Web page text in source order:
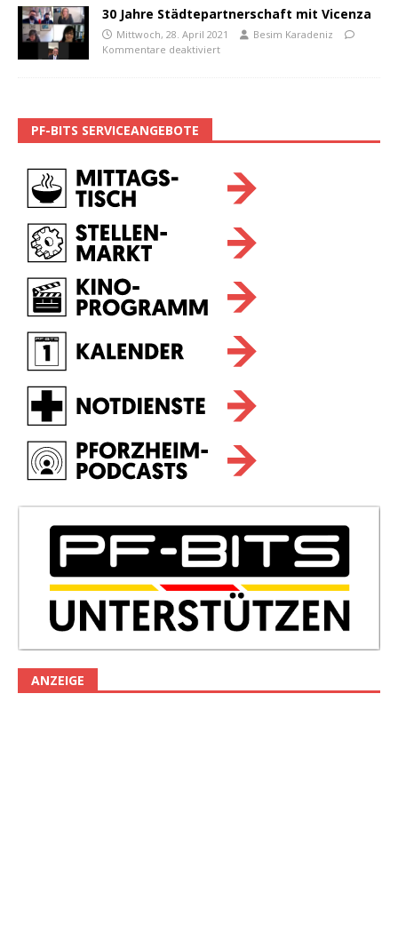
30 Jahre Städtepartnerschaft mit Vicenza
Mittwoch, 28. April 2021
Besim Karadeniz
Kommentare deaktiviert
PF-BITS SERVICEANGEBOTE
ANZEIGE